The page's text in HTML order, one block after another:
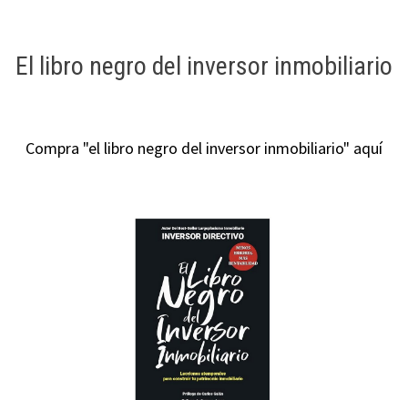
El libro negro del inversor inmobiliario
Compra "el libro negro del inversor inmobiliario" aquí